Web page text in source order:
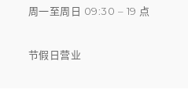
周一至周日 09:30 – 19 点
节假日营业